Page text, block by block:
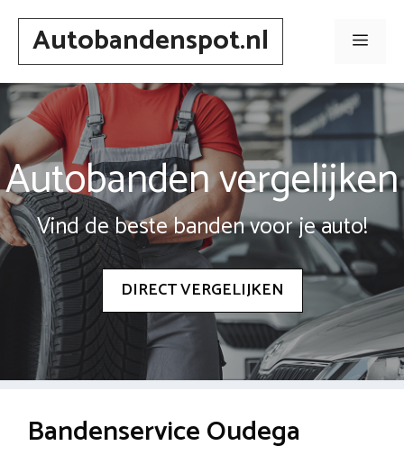
Spring
inhoudAutobandenspot.nl Menu
Autobanden vergelijken
Vind de beste banden voor je auto!
DIRECT VERGELIJKEN
Bandenservice Oudega